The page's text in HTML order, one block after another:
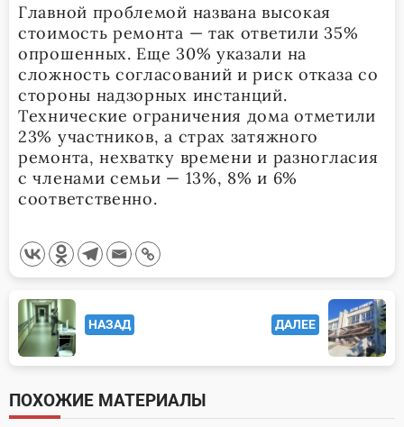
Главной проблемой названа высокая
стоимость ремонта — так ответили 35%
опрошенных. Еще 30% указали на
сложность согласований и риск отказа со
стороны надзорных инстанций.
Технические ограничения дома отметили
23% участников, а страх затяжного
ремонта, нехватку времени и разногласия
с членами семьи — 13%, 8% и 6%
соответственно.
<span
class="nav-
subtitle
screen-
НАЗАД ДАЛЕЕ
ПОХОЖИЕ МАТЕРИАЛЫ